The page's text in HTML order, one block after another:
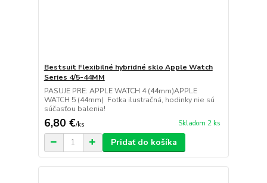
Bestsuit Flexibilné hybridné sklo Apple Watch
Series 4/5-44MM
PASUJE PRE: APPLE WATCH 4 (44mm)APPLE
WATCH 5 (44mm) Fotka ilustračná, hodinky nie sú
súčasťou balenia!
6,80 €/ks Skladom 2 ks
Pridať do košíka